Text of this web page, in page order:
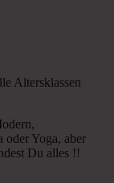
Altersklassen
oder Yoga, aber
Du alles !!